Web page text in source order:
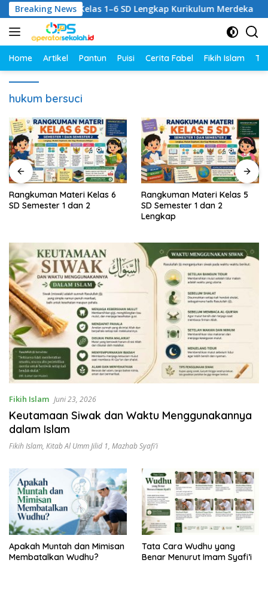
Langsung
ke
konten
Breaking News
RPM Kelas 1–6 SD Lengkap Kurikulum Merdeka
Home Artikel Pantun Puisi Cerita Fabel Fikih Islam
hukum bersuci
Rangkuman Materi Kelas 6
SD Semester 1 dan 2
Rangkuman Materi Kelas 5
SD Semester 1 dan 2
Lengkap
Fikih Islam Juni 23, 2026
Keutamaan Siwak dan Waktu Menggunakannya
dalam Islam
Fikih Islam, Kitab Al Umm Jilid 1, Mazhab Syafi’i
Apakah Muntah dan Mimisan
Membatalkan Wudhu?
Tata Cara Wudhu yang
Benar Menurut Imam Syafi’i